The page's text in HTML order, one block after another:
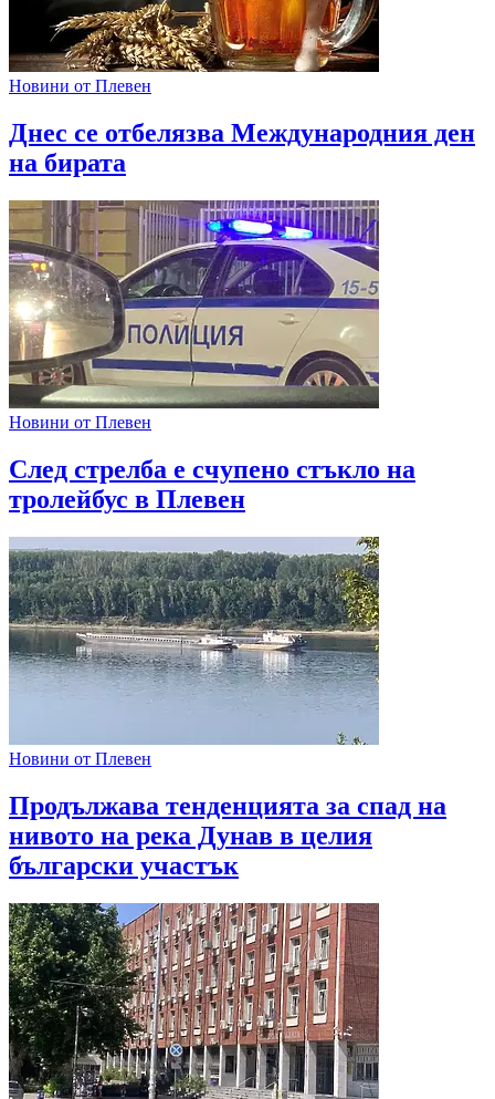
Новини от Плевен
Днес се отбелязва Международния ден
на бирата
Новини от Плевен
След стрелба е счупено стъкло на
тролейбус в Плевен
Новини от Плевен
Продължава тенденцията за спад на
нивото на река Дунав в целия
български участък